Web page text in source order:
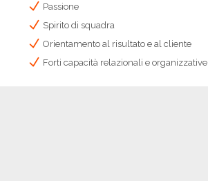
Passione
Spirito di squadra
Orientamento al risultato e al cliente
Forti capacità relazionali e organizzative